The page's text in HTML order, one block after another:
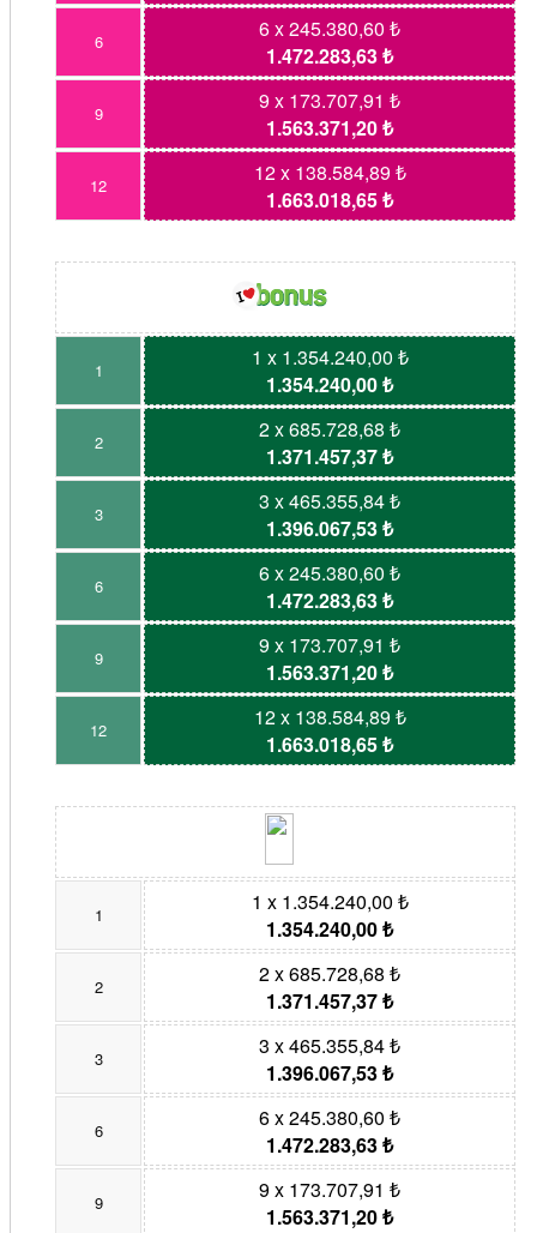
6
6 x 245.380,60 ₺
1.472.283,63 ₺
9
9 x 173.707,91 ₺
1.563.371,20 ₺
12
12 x 138.584,89 ₺
1.663.018,65 ₺
1
1 x 1.354.240,00 ₺
1.354.240,00 ₺
2
2 x 685.728,68 ₺
1.371.457,37 ₺
3
3 x 465.355,84 ₺
1.396.067,53 ₺
6
6 x 245.380,60 ₺
1.472.283,63 ₺
9
9 x 173.707,91 ₺
1.563.371,20 ₺
12
12 x 138.584,89 ₺
1.663.018,65 ₺
1
1 x 1.354.240,00 ₺
1.354.240,00 ₺
2
2 x 685.728,68 ₺
1.371.457,37 ₺
3
3 x 465.355,84 ₺
1.396.067,53 ₺
6
6 x 245.380,60 ₺
1.472.283,63 ₺
9
9 x 173.707,91 ₺
1.563.371,20 ₺